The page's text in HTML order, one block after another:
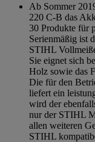
Ab Sommer
220 C-B das
30 Produkte für
Serienmäßig ist
STIHL
Sie eignet sich
Holz sowie das
Die für den
liefert ein
wird der
nur der STIHL
allen weiteren
STIHL